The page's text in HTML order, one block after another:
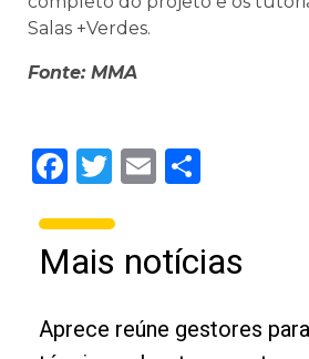
Salas +Verdes.
Fonte: MMA
Facebook
Twitter
Email
Mais notícias
Aprece reúne gestores